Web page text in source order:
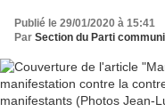
Publié le 29/01/2020 à 15:41
Par Section du Parti